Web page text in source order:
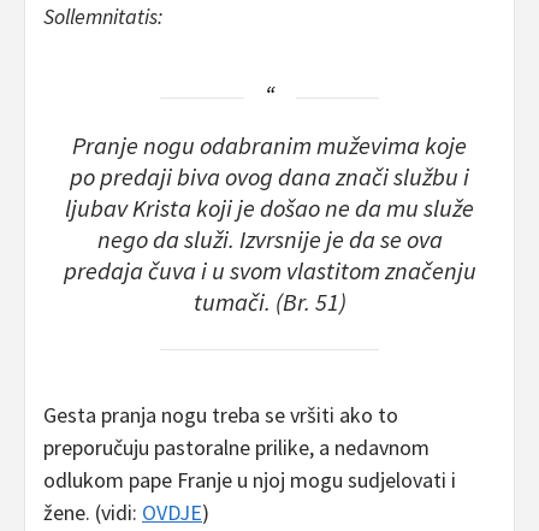
Sollemnitatis:
Pranje nogu odabranim muževima koje
po predaji biva ovog dana znači službu i
ljubav Krista koji je došaone da mu služe
nego da služi. Izvrsnije je da se ova
predaja čuva i u svom vlastitom značenju
tumači. (Br. 51)
Gesta pranja nogu treba se vršiti ako to
preporučuju pastoralne prilike, a nedavnom
odlukom pape Franje u njoj mogu sudjelovati i
žene. (vidi: OVDJE)